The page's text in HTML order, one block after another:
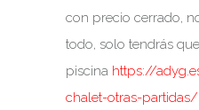
con precio cerrado,
todo, solo tendrás
piscina https://
chalet-otras-partidas/